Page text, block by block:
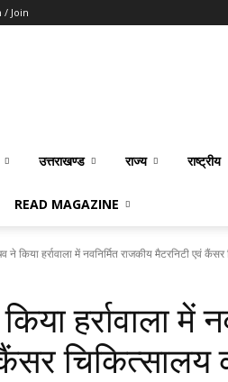
/ Join
उत्तराखण्ड राज्य राष्ट्रीय
READ MAGAZINE
ने किया हर्रावाला में नवनिर्मित राजकीय मैटरनिटी एवं
हर्रावाला में
चिकित्सालय